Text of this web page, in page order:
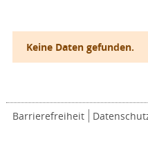
Keine Daten gefunden.
Barrierefreiheit